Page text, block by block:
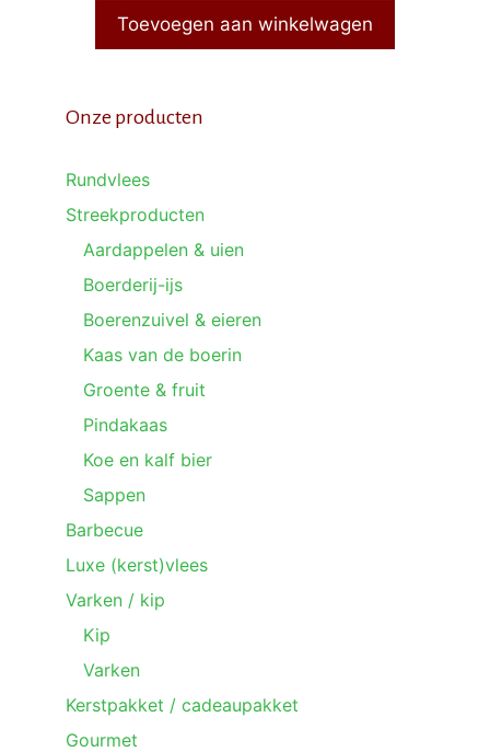
Toevoegen aan winkelwagen
Onze producten
Rundvlees
Streekproducten
Aardappelen & uien
Boerderij-ijs
Boerenzuivel & eieren
Kaas van de boerin
Groente & fruit
Pindakaas
Koe en kalf bier
Sappen
Barbecue
Luxe (kerst)vlees
Varken / kip
Kip
Varken
Kerstpakket / cadeaupakket
Gourmet